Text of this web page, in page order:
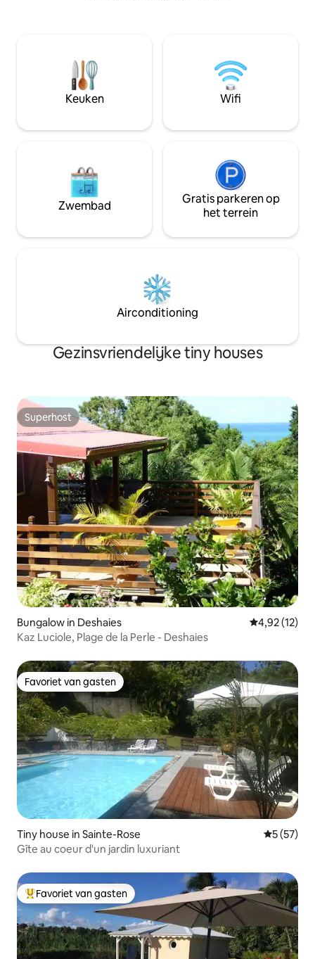
Beach Geschikt voor mensen die de
verbinding willen verbreken, rusten of
tot rust willen komen.
vermenigvuldigers de tuin
parkeerplaats
privé en exclusief
Keuken Wifi
Zwembad
Gratis parkeren op
het terrein
Airconditioning
Gezinsvriendelijke tiny houses
Superhost
Superhost
Bungalow in Deshaies Gemiddelde
4,92 (12)
Kaz Luciole, Plage de la Perle - Deshaies
Favoriet van gasten
Favoriet van gasten
Tiny house in Sainte-Rose
5 (57)
Gîte au coeur d'un jardin luxuriant
Topfavoriet van gasten
Favoriet van gasten